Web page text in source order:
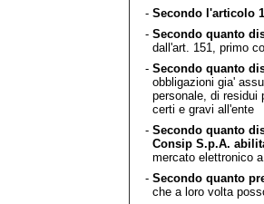
- Secondo l'articolo
- Secondo quanto
dall'art. 151, primo
- Secondo quanto
obbligazioni gia'
personale, di residui
certi e gravi all'ente
- Secondo quanto
Consip S.p.A.
mercato elettronico
- Secondo quanto
che a loro volta